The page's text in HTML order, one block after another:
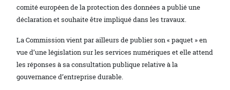
comité européen de la protection des données a publié une
déclaration et souhaite être impliqué dans les travaux.
La Commission vient par ailleurs de publier son « paquet » en
vue d’une législation sur les services numériques et elle attend
les réponses à sa consultation publique relative à la
gouvernance d’entreprise durable.